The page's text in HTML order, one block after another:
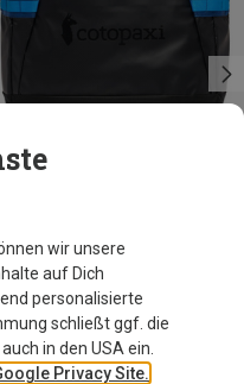
60l Gear Hauler Tasche
€
wir unsere
auf Dich
personalisierte
schließt ggf. die
in den USA ein.
Privacy Site.